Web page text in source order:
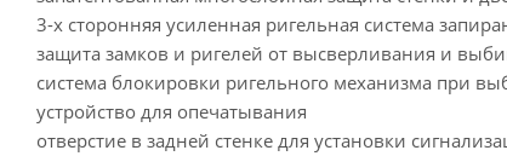
3-х сторонняя усиленная ригельная система
защита замков и ригелей от высверливания и
система блокировки ригельного механизма при
устройство для опечатывания
отверстие в задней стенке для установки